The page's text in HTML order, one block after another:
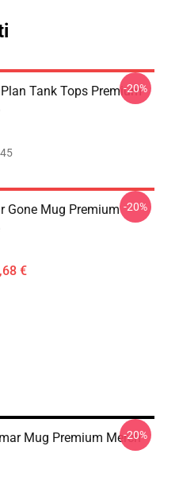
Tank Tops Premium
-20%
Gone Mug Premium
€
-20%
Mug Premium Merch
-20%